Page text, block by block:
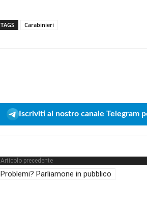
TAGS Carabinieri
Iscriviti al nostro canale Telegram
Articolo precedente
Problemi? Parliamone in pubblico